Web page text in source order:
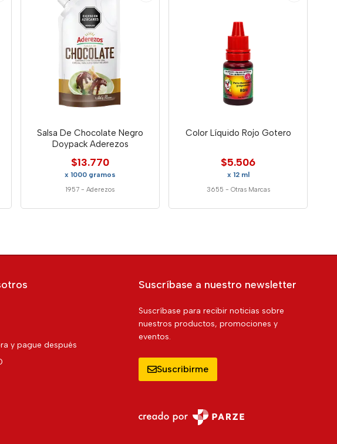
Salsa De Chocolate Negro
Doypack Aderezos
$13.770
x 1000 gramos
1957 -Aderezos
Color Líquido Rojo Gotero
$5.506
x 12 ml
3655 - Otras Marcas
y pague después
Suscríbase a nuestro newsletter
Suscríbase para recibir noticias sobre
nuestros productos, promociones y
eventos.
Suscribirme